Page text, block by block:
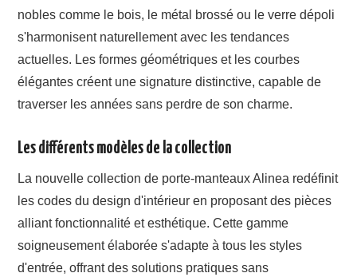
nobles comme le bois, le métal brossé ou le verre dépoli
s'harmonisent naturellement avec les tendances
actuelles. Les formes géométriques et les courbes
élégantes créent une signature distinctive, capable de
traverser les années sans perdre de son charme.
Les différents modèles de la collection
La nouvelle collection de porte-manteaux Alinea redéfinit
les codes du design d'intérieur en proposant des pièces
alliant fonctionnalité et esthétique. Cette gamme
soigneusement élaborée s'adapte à tous les styles
d'entrée, offrant des solutions pratiques sans